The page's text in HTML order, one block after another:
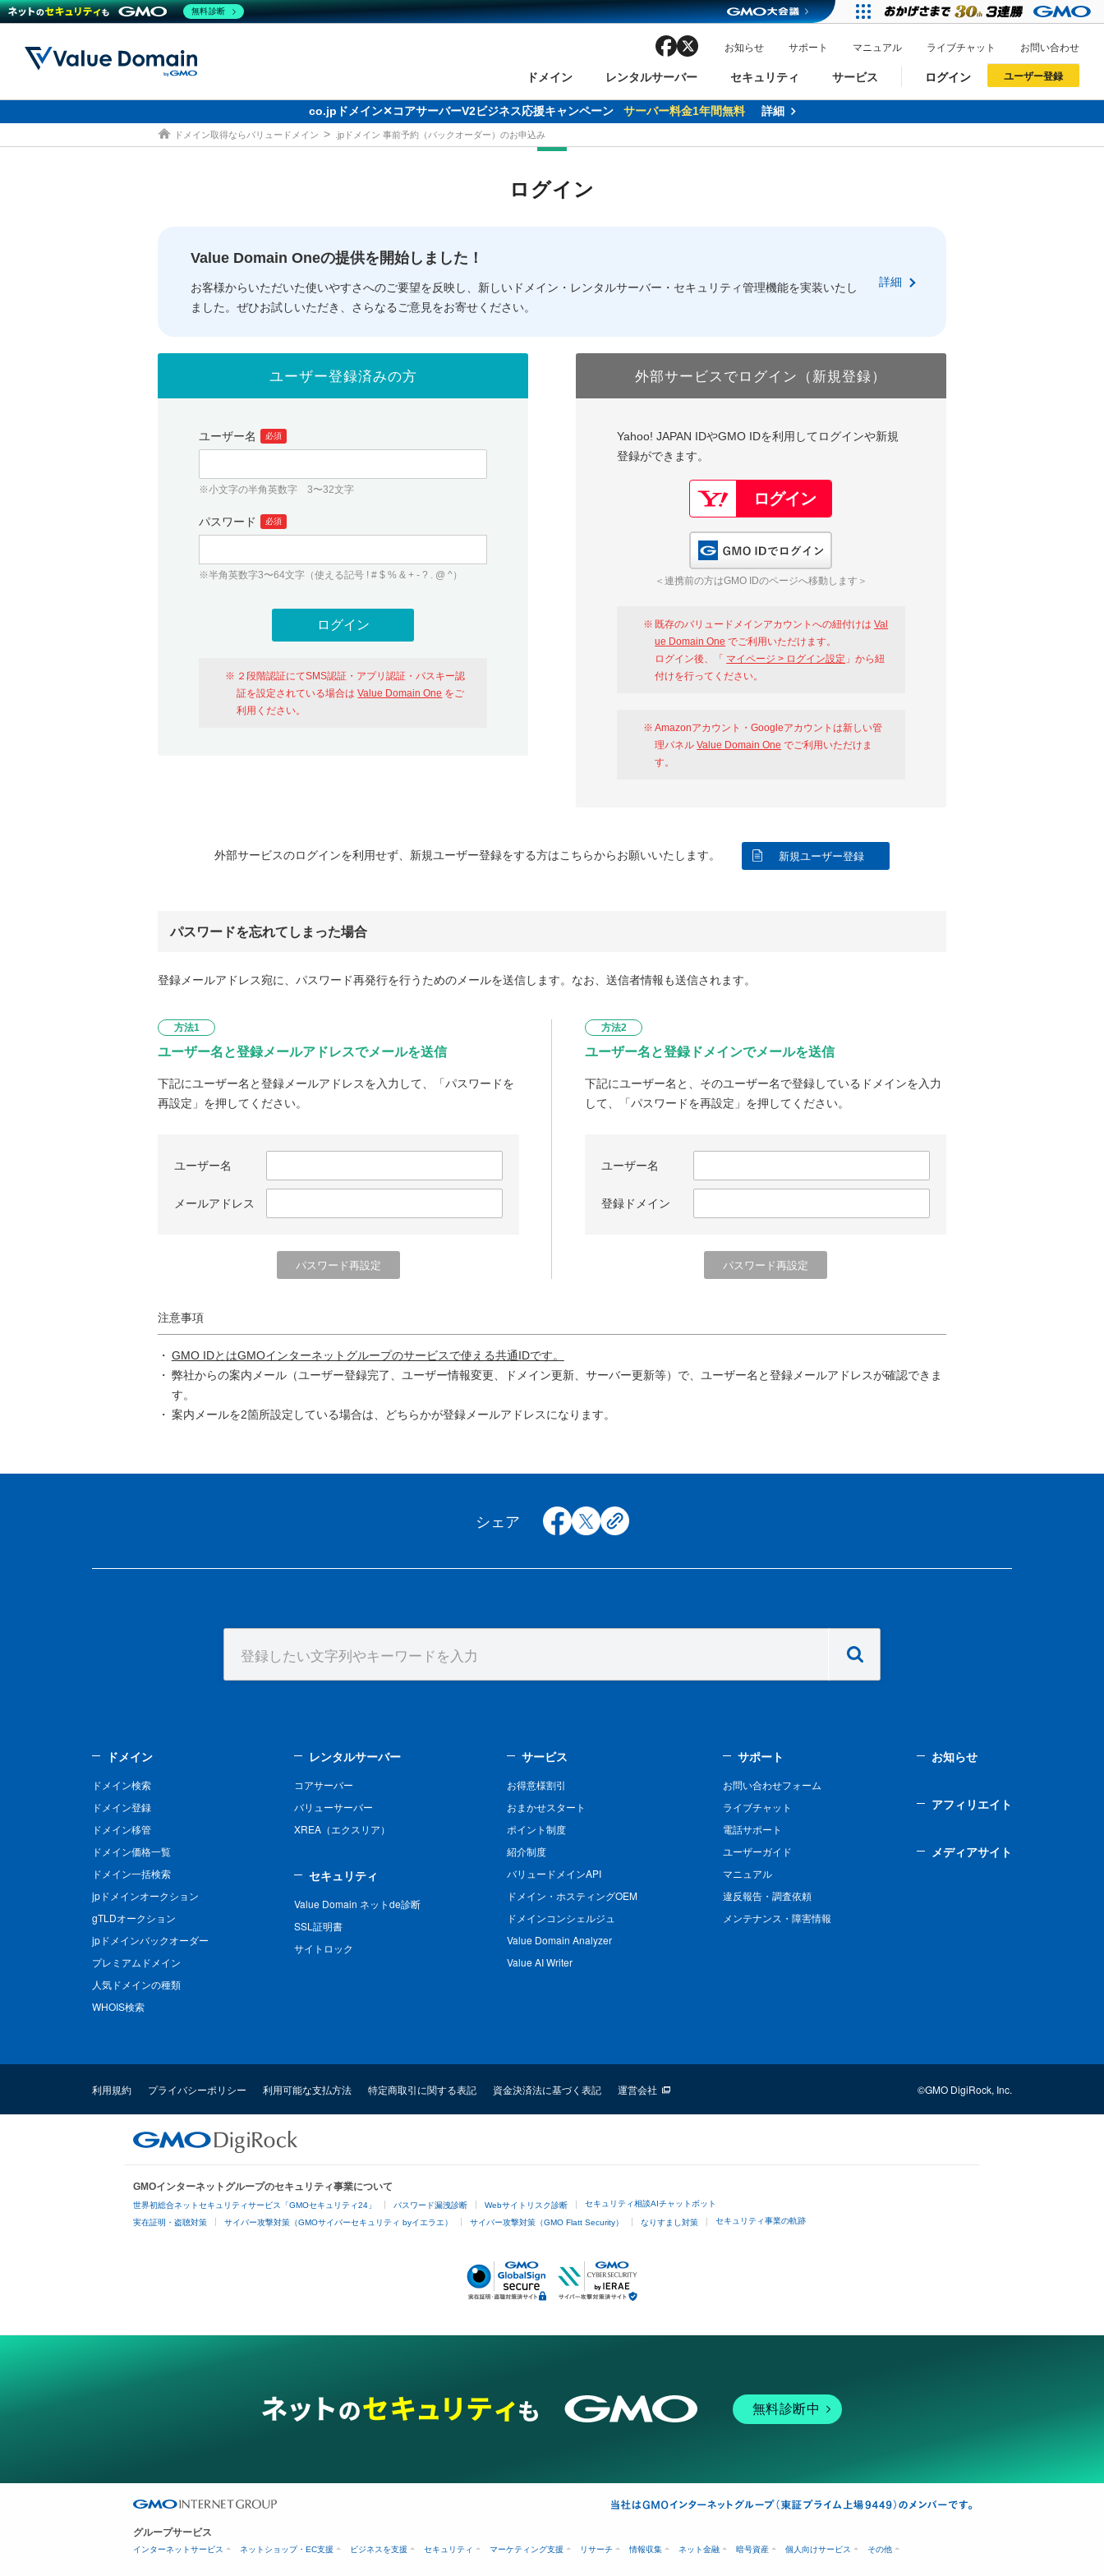
ドメイン
ドメイン ドメイン検索
ドメイン一括検索
人気ドメインの種類 WHOIS検索
レンタルサーバー
レンタルサーバー コアサーバー
セキュリティ
セキュリティ Value Domain ネットde診断
サービス
サービス お得意様割引
バリュードメインAPI
facebook お知らせ サポート マニュアル ライブチャット お問い合わせ
ログイン
従来のバリュードメインをご利用希望の方 おすすめ One レンタルサーバーを含む最新の機能を使う方
以下でもログイン可能
ユーザー登録
従来のバリュードメインをご利用希望の方 おすすめ One レンタルサーバーを含む最新の機能を使う方
以下でも登録可能
co.jpドメイン✕コアサーバーV2ビジネス応援キャンペーン サーバー料金1年間無料 詳細
ドメイン取得ならバリュードメイン .jpドメイン 事前予約（バックオーダー）のお申込み
ログイン
Value Domain Oneの提供を開始しました！
お客様からいただいた使いやすさへのご要望を反映し、新しいドメイン・レンタルサーバー・セキュリティ管理機能を実装いたし
ました。ぜひお試しいただき、さらなるご意見をお寄せください。
詳細
ユーザー登録済みの方
ユーザー名 必須
※小文字の半角英数字 3〜32文字
パスワード 必須
※半角英数字3〜64文字（使える記号 ! # $ % & + - ? . @ ^）
２段階認証にてSMS認証・アプリ認証・パスキー認
証を設定されている場合はValue Domain One をご
利用ください。
外部サービスでログイン（新規登録）
Yahoo! JAPAN IDやGMO IDを利用してログインや新規
登録ができます。
＜連携前の方はGMO IDのページへ移動します＞
既存のバリュードメインアカウントへの紐付けはVal
ue Domain One でご利用いただけます。
ログイン後、「 マイページ > ログイン設定 」から紐
付けを行ってください。
Amazonアカウント・Googleアカウントは新しい管
理パネルValue Domain One でご利用いただけま
す。
外部サービスのログインを利用せず、新規ユーザー登録をする方はこちらからお願いいたします。 新規ユーザー登録
パスワードを忘れてしまった場合
登録メールアドレス宛に、パスワード再発行を行うためのメールを送信します。なお、送信者情報も送信されます。
方法1
ユーザー名と登録メールアドレスでメールを送信
下記にユーザー名と登録メールアドレスを入力して、「パスワードを
再設定」を押してください。
ユーザー名
メールアドレス
方法2
ユーザー名と登録ドメインでメールを送信
下記にユーザー名と、そのユーザー名で登録しているドメインを入力
して、「パスワードを再設定」を押してください。
ユーザー名
登録ドメイン
注意事項
GMO IDとはGMOインターネットグループのサービスで使える共通IDです。
弊社からの案内メール（ユーザー登録完了、ユーザー情報変更、ドメイン更新、サーバー更新等）で、ユーザー名と登録メールアドレスが確認できま
す。
案内メールを2箇所設定している場合は、どちらかが登録メールアドレスになります。
シェア facebook
x copy
ドメイン
ドメイン検索
ドメイン登録
ドメイン移管
ドメイン価格一覧
ドメイン一括検索
jpドメインオークション
gTLDオークション
jpドメインバックオーダー
プレミアムドメイン
人気ドメインの種類
WHOIS検索
レンタルサーバー
コアサーバー
バリューサーバー
XREA（エクスリア）
セキュリティ
Value Domain ネットde診断
SSL証明書
サイトロック
サービス
お得意様割引
おまかせスタート
ポイント制度
紹介制度
バリュードメインAPI
ドメイン・ホスティングOEM
ドメインコンシェルジュ
Value Domain Analyzer
Value AI Writer
サポート
お問い合わせフォーム
ライブチャット
電話サポート
ユーザーガイド
マニュアル
違反報告・調査依頼
メンテナンス・障害情報
お知らせ
アフィリエイト
メディアサイト
利用規約 プライバシーポリシー 利用可能な支払方法 特定商取引に関する表記 資金決済法に基づく表記 運営会社 ©GMO DigiRock, Inc.
GMOインターネットグループのセキュリティ事業について
世界初総合ネットセキュリティサービス「GMOセキュリティ24」 パスワード漏洩診断 Webサイトリスク診断 セキュリティ相談AIチャットボット
実在証明・盗聴対策 サイバー攻撃対策（GMOサイバーセキュリティ byイエラエ） サイバー攻撃対策（GMO Flatt Security） なりすまし対策 セキュリティ事業の軌跡
無料診断中
グループサービス
インターネットサービス ネットショップ・EC支援 ビジネスを支援 セキュリティ マーケティング支援 リサーチ 情報収集 ネット金融 暗号資産 個人向けサービス その他
無料診断